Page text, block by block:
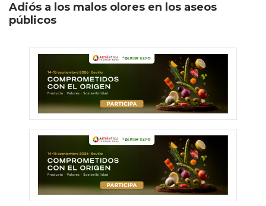
Adiós a los malos olores en los aseos
públicos